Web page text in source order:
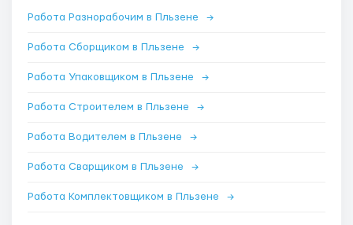
Работа Разнорабочим в Пльзене →
Работа Сборщиком в Пльзене →
Работа Упаковщиком в Пльзене →
Работа Строителем в Пльзене →
Работа Водителем в Пльзене →
Работа Сварщиком в Пльзене →
Работа Комплектовщиком в Пльзене →